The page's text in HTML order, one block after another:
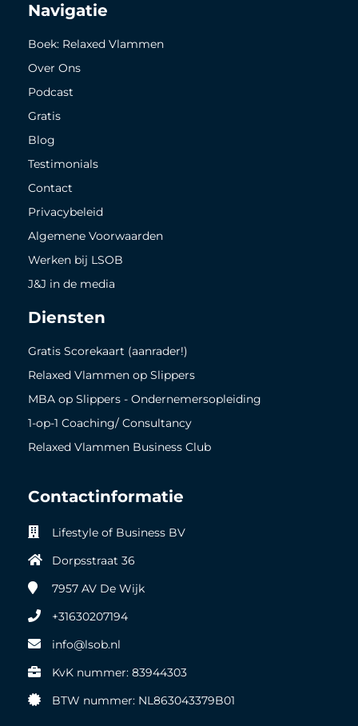
Navigatie
Boek: Relaxed Vlammen
Over Ons
Podcast
Gratis
Blog
Testimonials
Contact
Privacybeleid
Algemene Voorwaarden
Werken bij LSOB
J&J in de media
Diensten
Gratis Scorekaart (aanrader!)
Relaxed Vlammen op Slippers
MBA op Slippers - Ondernemersopleiding
1-op-1 Coaching/ Consultancy
Relaxed Vlammen Business Club
Contactinformatie
Lifestyle of Business BV
Dorpsstraat 36
7957 AV De Wijk
+31630207194
info@lsob.nl
KvK nummer: 83944303
BTW nummer: NL863043379B01